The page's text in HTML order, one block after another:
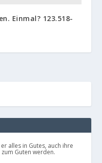
Einmal? 123.518-
alles in Gutes, auch ihre
Guten werden.